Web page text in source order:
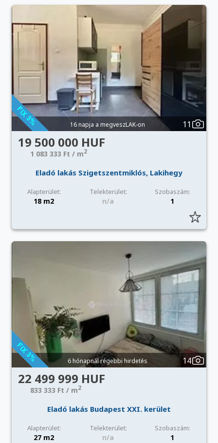
16 napja a megveszLAK-on 11
19 500 000 HUF
1 083 333 Ft / m2
Eladó lakás Szigetszentmiklós, Lakihegy
Alapterület: Telekterület: Szobaszám:
18 m2 n/a 1
6 hónapnál régebbi hirdetés 14
22 499 999 HUF
833 333 Ft / m2
Eladó lakás Budapest XXI. kerület
Alapterület: Telekterület: Szobaszám:
27 m2 n/a 1